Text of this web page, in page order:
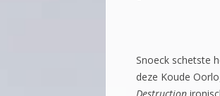
Snoeck schetste
deze Koude
Destruction